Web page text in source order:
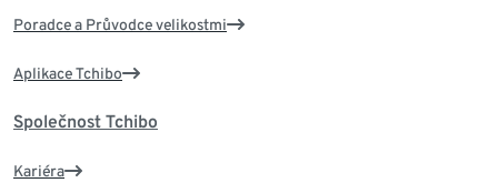
Poradce a Průvodce velikostmi
Aplikace Tchibo
Společnost Tchibo
Kariéra